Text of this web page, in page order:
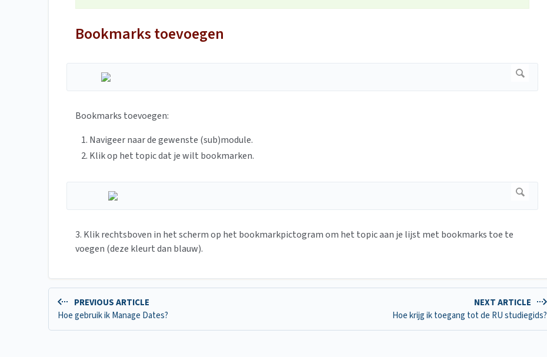
Bookmarks toevoegen
Bookmarks toevoegen:
Navigeer naar de gewenste (sub)module.
Klik op het topic dat je wilt bookmarken.
3. Klik rechtsboven in het scherm op het bookmarkpictogram om het topic aan je lijst met bookmarks toe te
voegen (deze kleurt dan blauw).
PREVIOUS ARTICLE
Hoe gebruik ik Manage Dates?
NEXT ARTICLE
Hoe krijg ik toegang tot de RU studiegids?